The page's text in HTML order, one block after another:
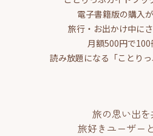
電子書籍版の購入が
旅行・お出かけ中に
月額500円で
読み放題になる「ことり
旅の思い出を
旅好きユーザー